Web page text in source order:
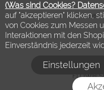
(Was sind Cookies?
auf "akzeptieren" klicken,
von Cookies zum Messen
Interaktionen mit den
Einverständnis jederzeit
Einstellungen
©2018
FLOW®